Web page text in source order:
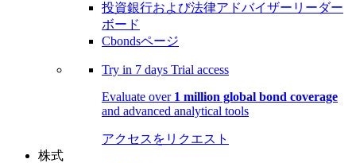
投資銀行および法律アドバイザーリーダー
ボード
Cbondsページ
Try in 7 days Trial access
Evaluate over 1 million global bond coverage
and advanced analytical tools
アクセスをリクエスト
株式